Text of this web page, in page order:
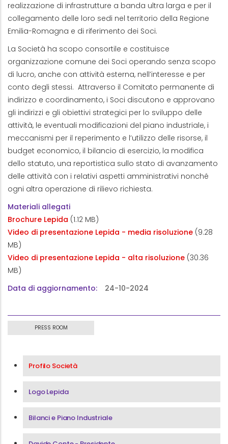
realizzazione di infrastrutture a banda ultra larga e per il
collegamento delle loro sedi nel territorio della Regione
Emilia-Romagna e di riferimento dei Soci.
La Società ha scopo consortile e costituisce
organizzazione comune dei Soci operando senza scopo
di lucro, anche con attività esterna, nell’interesse e per
conto degli stessi. Attraverso il Comitato permanente di
indirizzo e coordinamento, i Soci discutono e approvano
gli indirizzi e gli obiettivi strategici per lo sviluppo delle
attività, le eventuali modificazioni del piano industriale, i
meccanismi per il reperimento e l’utilizzo delle risorse, il
budget economico, il bilancio di esercizio, la modifica
dello statuto, una reportistica sullo stato di avanzamento
delle attività con i relativi aspetti amministrativi nonché
ogni altra operazione di rilievo richiesta.
Materiali allegati
Brochure Lepida (1.12 MB)
Video di presentazione Lepida - media risoluzione (9.28
MB)
Video di presentazione Lepida - alta risoluzione (30.36
MB)
Data di aggiornamento
24-10-2024
PRESS ROOM
Menu Press Room
Profilo Società
Logo Lepida
Bilanci e Piano Industriale